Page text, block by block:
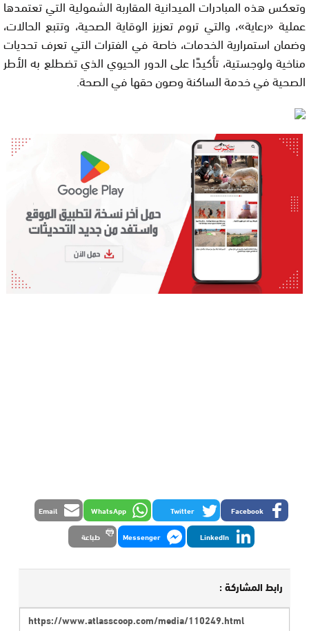
وتعكس هذه المبادرات الميدانية المقاربة الشمولية التي تعتمدها
عملية «رعاية»، والتي تروم تعزيز الوقاية الصحية، وتتبع الحالات،
وضمان استمرارية الخدمات، خاصة في الفترات التي تعرف تحديات
مناخية ولوجستية، تأكيدًا على الدور الحيوي الذي تضطلع به الأطر
الصحية في خدمة الساكنة وصون حقها في الصحة.
Facebook
Twitter
WhatsApp
Email
LinkedIn
Messenger طباعة
رابط المشاركة :